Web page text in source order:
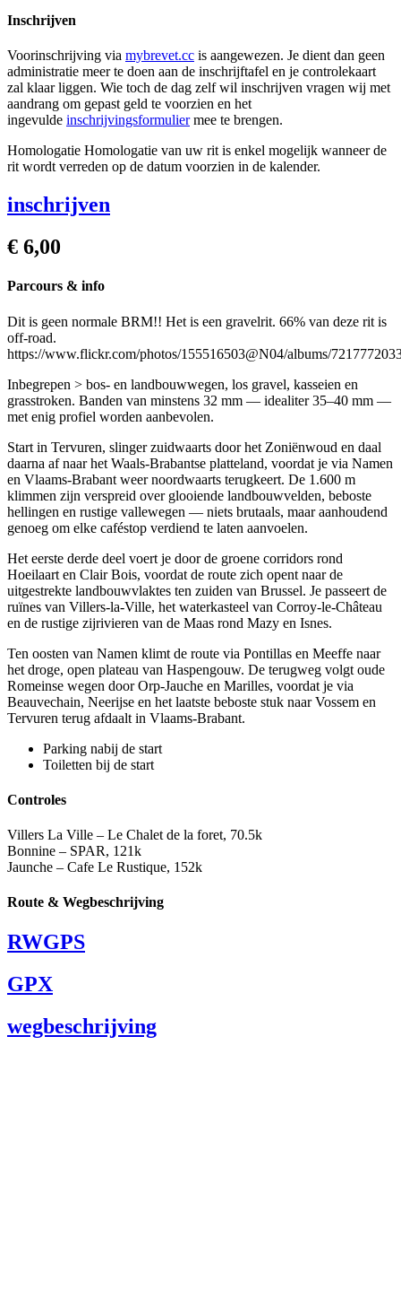
Inschrijven
Voorinschrijving via mybrevet.cc is aangewezen. Je dient dan geen
administratie meer te doen aan de inschrijftafel en je controlekaart
zal klaar liggen. Wie toch de dag zelf wil inschrijven vragen wij met
aandrang om gepast geld te voorzien en het
ingevulde inschrijvingsformuliermee te brengen.
Homologatie Homologatie van uw rit is enkel mogelijk wanneer de
rit wordt verreden op de datum voorzien in de kalender.
inschrijven
€ 6,00
Parcours & info
Dit is geen normale BRM!! Het is een gravelrit. 66% van deze rit is
off-road.
https://www.flickr.com/photos/155516503@N04/albums/
Inbegrepen > bos- en landbouwwegen, los gravel, kasseien en
grasstroken. Banden van minstens 32 mm — idealiter 35–40 mm —
met enig profiel worden aanbevolen.
Start in Tervuren, slinger zuidwaarts door het Zoniënwoud en daal
daarna af naar het Waals-Brabantse platteland, voordat je via Namen
en Vlaams-Brabant weer noordwaarts terugkeert. De 1.600 m
klimmen zijn verspreid over glooiende landbouwvelden, beboste
hellingen en rustige vallewegen — niets brutaals, maar aanhoudend
genoeg om elke caféstop verdiend te laten aanvoelen.
Het eerste derde deel voert je door de groene corridors rond
Hoeilaart en Clair Bois, voordat de route zich opent naar de
uitgestrekte landbouwvlaktes ten zuiden van Brussel. Je passeert de
ruïnes van Villers-la-Ville, het waterkasteel van Corroy-le-Château
en de rustige zijrivieren van de Maas rond Mazy en Isnes.
Ten oosten van Namen klimt de route via Pontillas en Meeffe naar
het droge, open plateau van Haspengouw. De terugweg volgt oude
Romeinse wegen door Orp-Jauche en Marilles, voordat je via
Beauvechain, Neerijse en het laatste beboste stuk naar Vossem en
Tervuren terug afdaalt in Vlaams-Brabant.
Parking nabij de start
Toiletten bij de start
Controles
Villers La Ville – Le Chalet de la foret, 70.5k
Bonnine – SPAR, 121k
Jaunche – Cafe Le Rustique, 152k
Route & Wegbeschrijving
RWGPS
GPX
wegbeschrijving